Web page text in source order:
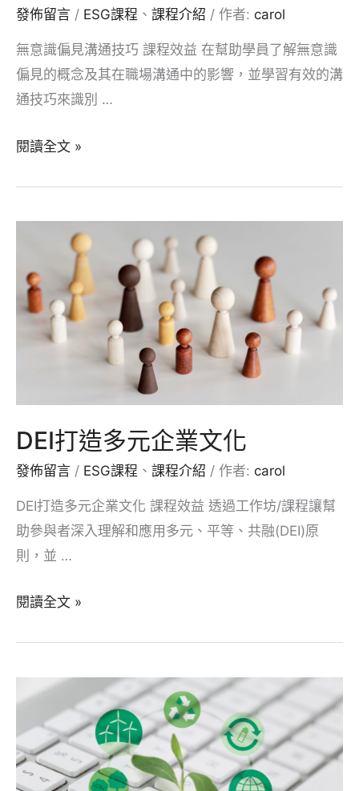
發佈留言 / ESG課程 、 課程介紹 / 作者: carol
無意識偏見溝通技巧 課程效益 在幫助學員了解無意識
偏見的概念及其在職場溝通中的影響，並學習有效的溝
通技巧來識別 …
無
偏
溝
通
技
閱讀全文 »
DEI打造多元企業文化
發佈留言 / ESG課程 、 課程介紹 / 作者: carol
DEI打造多元企業文化 課程效益 透過工作坊/課程讓幫
助參與者深入理解和應用多元、平等、共融(DEI)原
則，並 …
DEI
多
元
業
文
閱讀全文 »